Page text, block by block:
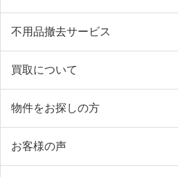
不用品撤去サービス
買取について
物件をお探しの方
お客様の声